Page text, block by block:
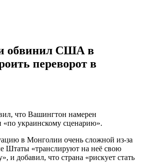
обвинил США в
переворот в
что Вашингтон намерен
«по украинскому сценарию».
в Монголии очень сложной из-за
Штаты «транслируют на неё свою
и добавил, что страна «рискует стать